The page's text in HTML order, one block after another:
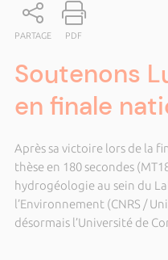
PARTAGE PDF
Soutenons
en finale
Après sa victoire lors de la
thèse en 180 secondes
hydrogéologie au sein du
l’Environnement (CNRS /
désormais l’Université de